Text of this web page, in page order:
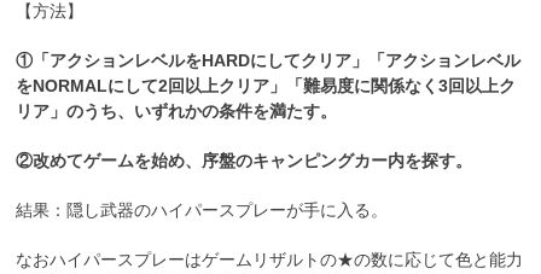
【方法】
①「アクションレベルをHARDにしてクリア」「アクションレベル
をNORMALにして2回以上クリア」「難易度に関係なく3回以上ク
リア」のうち、いずれかの条件を満たす。
②改めてゲームを始め、序盤のキャンピングカー内を探す。
結果：隠し武器のハイパースプレーが手に入る。
なおハイパースプレーはゲームリザルトの★の数に応じて色と能力